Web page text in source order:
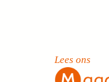
Lees ons